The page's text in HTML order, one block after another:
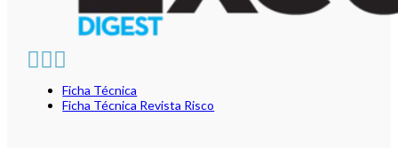
Ficha Técnica
Ficha Técnica Revista Risco